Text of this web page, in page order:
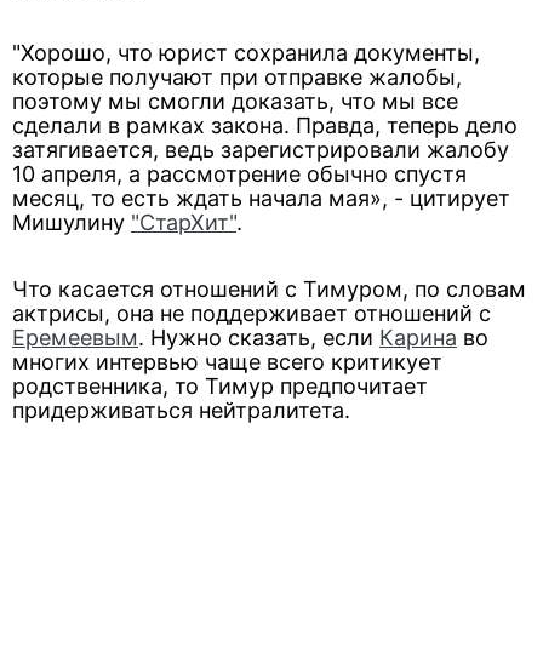
"Хорошо, что юрист сохранила документы,
которые получают при отправке жалобы,
поэтому мы смогли доказать, что мы все
сделали в рамках закона. Правда, теперь дело
затягивается, ведь зарегистрировали жалобу
10 апреля, а рассмотрение обычно спустя
месяц, то есть ждать начала мая», - цитирует
Мишулину "СтарХит".
Что касается отношений с Тимуром, по словам
актрисы, она не поддерживает отношений с
Еремеевым. Нужно сказать, если Карина во
многих интервью чаще всего критикует
родственника, то Тимур предпочитает
придерживаться нейтралитета.